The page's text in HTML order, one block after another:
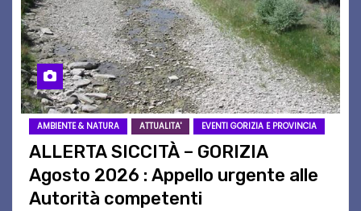
AMBIENTE & NATURA ATTUALITA' EVENTI GORIZIA E PROVINCIA
ALLERTA SICCITÀ – GORIZIA
Agosto 2026 : Appello urgente alle
Autorità competenti